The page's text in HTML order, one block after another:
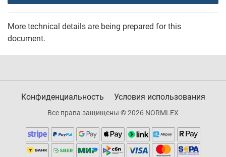
More technical details are being prepared for this
document.
Конфиденциальность Условия использования
Все права защищены © 2026 NORMLEX